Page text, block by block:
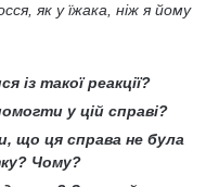
як у їжака, ніж я йому
із такої реакції?
у цій справі?
що ця справа не була
Чому?